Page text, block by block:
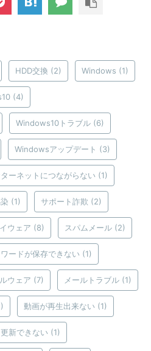
HDD交換 (2) Windows (1)
(4)
Windows10トラブル (6)
Windowsアップデート (3)
ーネットにつながらない (1)
(1) サポート詐欺 (2)
ウェア (8) スパムメール (2)
ードが保存できない (1)
ウェア (7) メールトラブル (1)
動画が再生出来ない (1)
更新できない (1)